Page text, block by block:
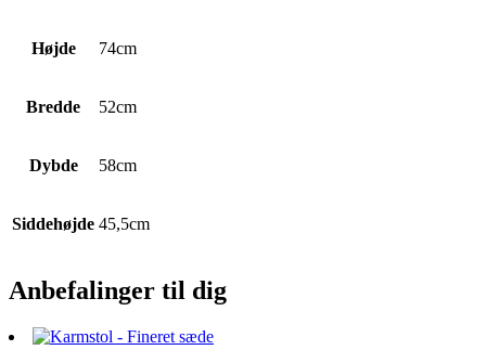
Højde 74cm
Bredde 52cm
Dybde 58cm
Siddehøjde 45,5cm
Anbefalinger til dig